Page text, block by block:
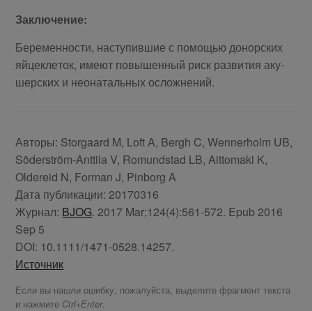
За­клю­че­ние:
Бе­ре­мен­но­сти, на­сту­пив­шие с по­мо­щью до­нор­ских
яй­це­кле­ток, име­ют по­вы­шен­ный риск раз­ви­тия аку­
шер­ских и нео­на­таль­ных ослож­не­ний.
Авторы: Storgaard M, Loft A, Bergh C, Wennerholm UB,
Söderström-Anttila V, Romundstad LB, Aittomaki K,
Oldereid N, Forman J, Pinborg A
Дата публикации: 20170316
Журнал: BJOG. 2017 Mar;124(4):561-572. Epub 2016
Sep 5
DOI: 10.1111/1471-0528.14257.
Источник
Если вы нашли ошибку, пожалуйста, выделите фрагмент текста
и нажмите Ctrl+Enter.